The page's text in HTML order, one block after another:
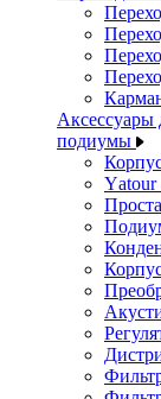
Аксессуары
подиумы
Yаtour